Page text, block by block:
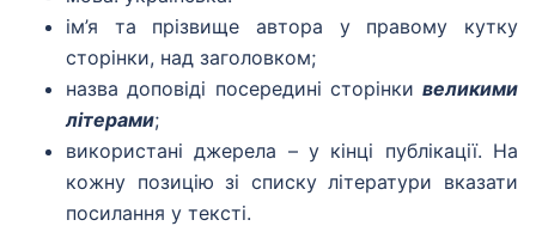
ім’я та прізвище автора у правому кутку
сторінки, над заголовком;
назва доповіді посередині сторінки великими
літерами;
використані джерела – у кінці публікації. На
кожну позицію зі списку літератури вказати
посилання у тексті.